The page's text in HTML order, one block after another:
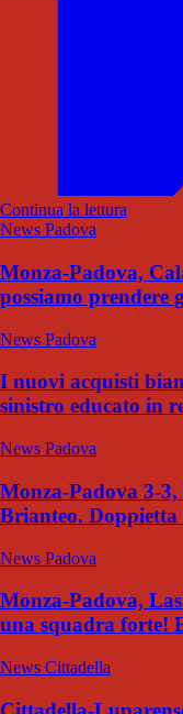
Continua la lettura
News Padova
Monza-Padova,
possiamo prendere
News Padova
I nuovi acquisti
sinistro educato in
News Padova
Monza-Padova 3-
Brianteo. Doppietta
News Padova
Monza-Padova,
una squadra forte!
News Cittadella